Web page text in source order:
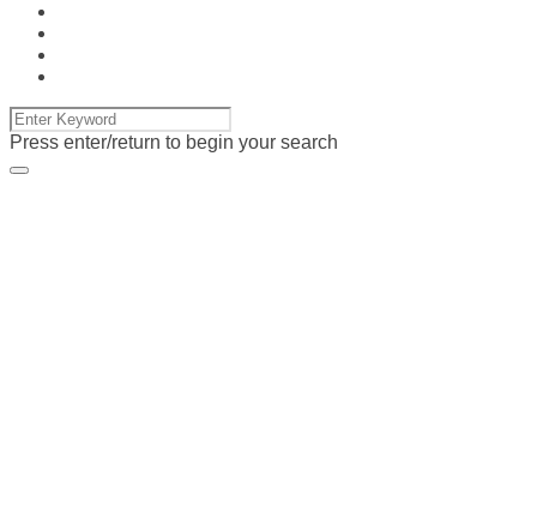
Press enter/return to begin your search